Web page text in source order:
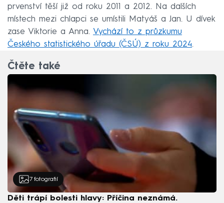
prvenství těší již od roku 2011 a 2012. Na dalších
místech mezi chlapci se umístili Matyáš a Jan. U dívek
zase Viktorie a Anna. Vychází to z průzkumu
Českého statistického úřadu (ČSÚ) z roku 2024.
Čtěte také
7 fotografií
Děti trápí bolesti hlavy: Příčina neznámá.